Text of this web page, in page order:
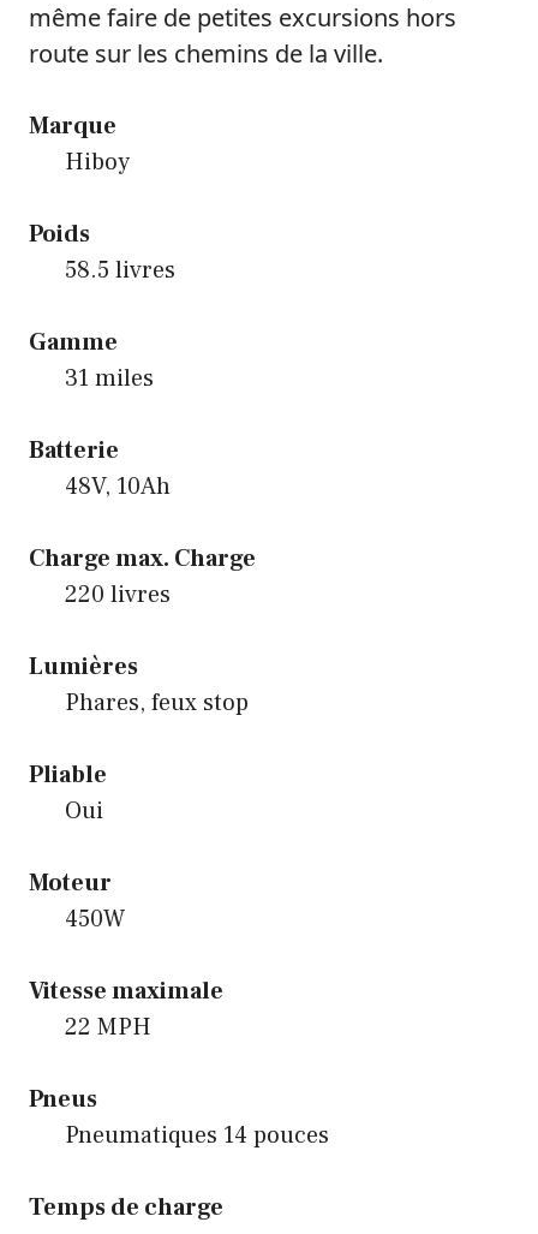
même faire de petites excursions hors
route sur les chemins de la ville.
Marque
Hiboy
Poids
58.5 livres
Gamme
31 miles
Batterie
48V, 10Ah
Charge max. Charge
220 livres
Lumières
Phares, feux stop
Pliable
Oui
Moteur
450W
Vitesse maximale
22 MPH
Pneus
Pneumatiques 14 pouces
Temps de charge